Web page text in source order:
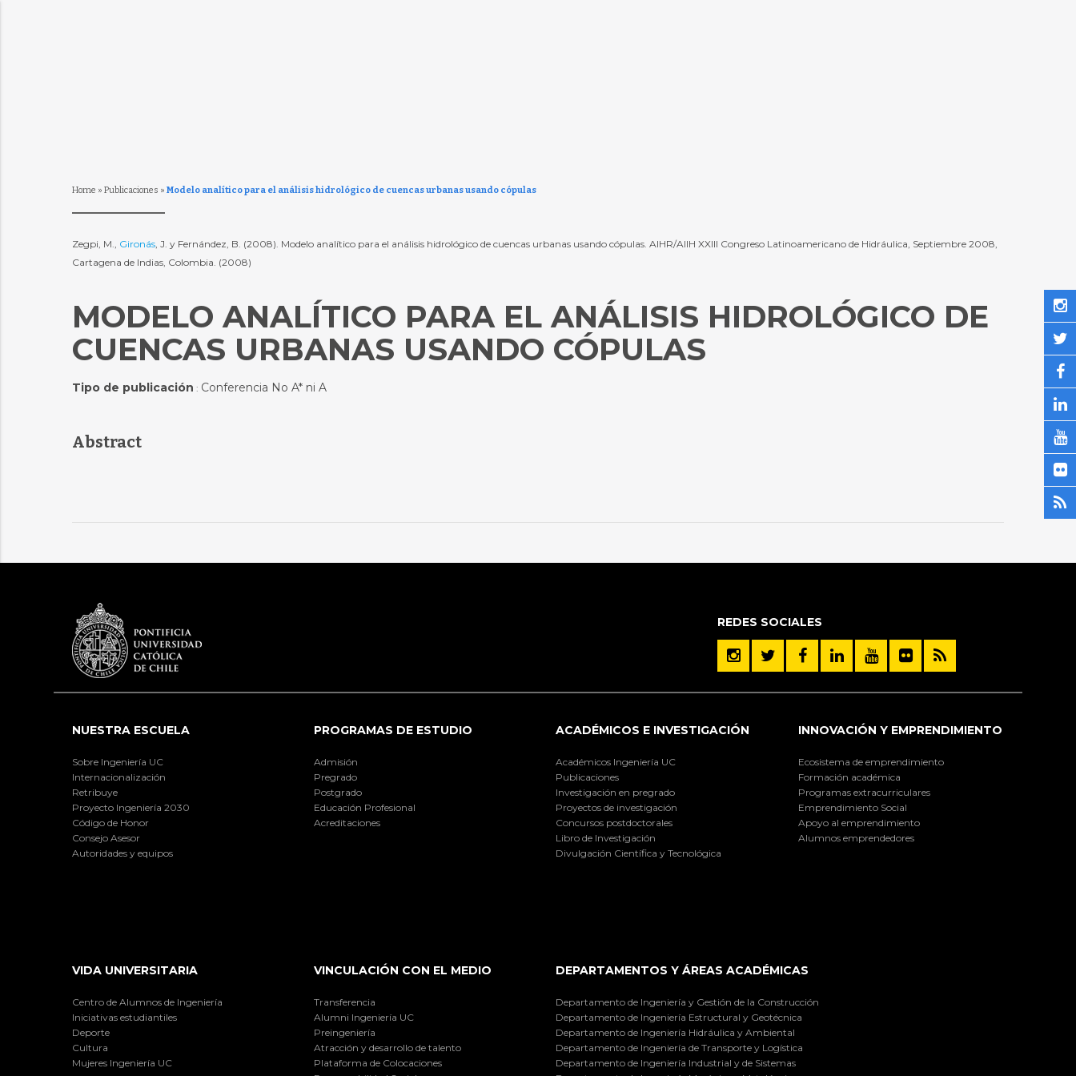
Home » Publicaciones » Modelo analítico para el análisis hidrológico de cuencas urbanas usando cópulas
Zegpi, M., Gironás, J. y Fernández, B. (2008). Modelo analítico para el análisis hidrológico de cuencas urbanas usando cópulas. AIHR/AIIH XXIII Congreso Latinoamericano de Hidráulica, Septiembre 2008,
Cartagena de Indias, Colombia. (2008)
MODELO ANALÍTICO PARA EL ANÁLISIS HIDROLÓGICO DE
CUENCAS URBANAS USANDO CÓPULAS
Tipo de publicación : Conferencia No A* ni A
Abstract
REDES SOCIALES
NUESTRA ESCUELA
Sobre Ingeniería UC
Internacionalización
Retribuye
Proyecto Ingeniería 2030
Código de Honor
Consejo Asesor
Autoridades y equipos
PROGRAMAS DE ESTUDIO
Admisión
Pregrado
Postgrado
Educación Profesional
Acreditaciones
ACADÉMICOS E INVESTIGACIÓN
Académicos Ingeniería UC
Publicaciones
Investigación en pregrado
Proyectos de investigación
Concursos postdoctorales
Libro de Investigación
Divulgación Científica y Tecnológica
INNOVACIÓN Y EMPRENDIMIENTO
Ecosistema de emprendimiento
Formación académica
Programas extracurriculares
Emprendimiento Social
Apoyo al emprendimiento
Alumnos emprendedores
VIDA UNIVERSITARIA
Centro de Alumnos de Ingeniería
Iniciativas estudiantiles
Deporte
Cultura
Mujeres Ingeniería UC
VINCULACIÓN CON EL MEDIO
Transferencia
Alumni Ingeniería UC
Preingeniería
Atracción y desarrollo de talento
Plataforma de Colocaciones
DEPARTAMENTOS Y ÁREAS ACADÉMICAS
Departamento de Ingeniería y Gestión de la Construcción
Departamento de Ingeniería Estructural y Geotécnica
Departamento de Ingeniería Hidráulica y Ambiental
Departamento de Ingeniería de Transporte y Logística
Departamento de Ingeniería Industrial y de Sistemas